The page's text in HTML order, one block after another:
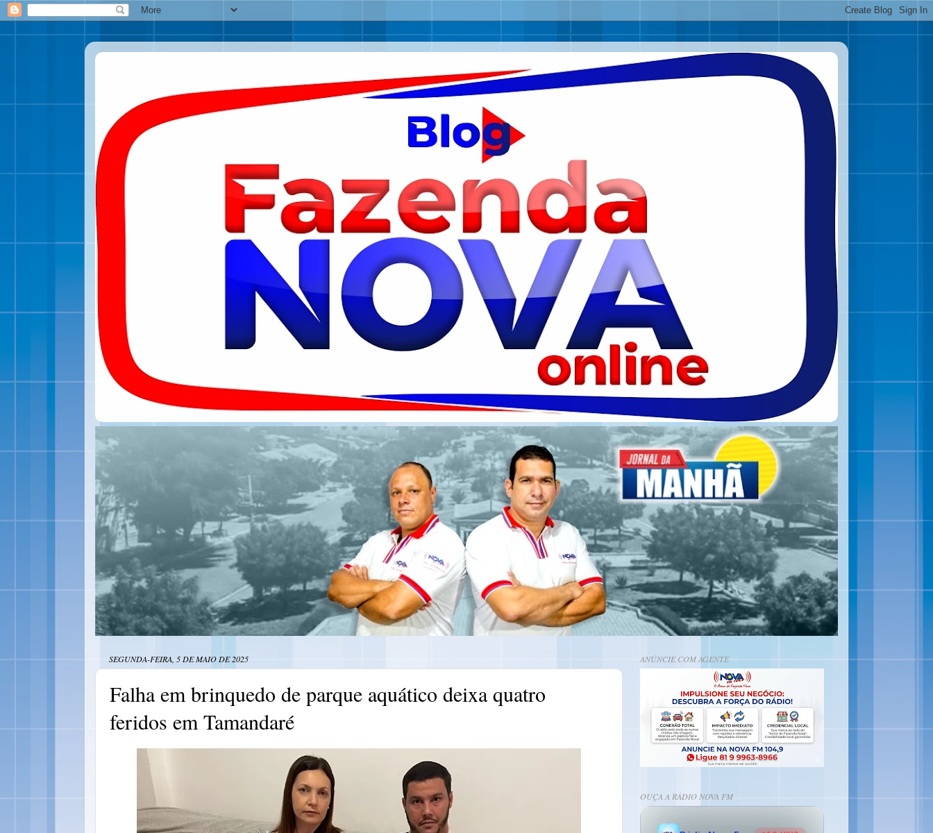
SEGUNDA-FEIRA, 5 DE MAIO DE 2025
Falha em brinquedo de parque aquático deixa quatro
feridos em Tamandaré
ANÚNCIE COM AGENTE
OUÇA A RÁDIO NOVA FM